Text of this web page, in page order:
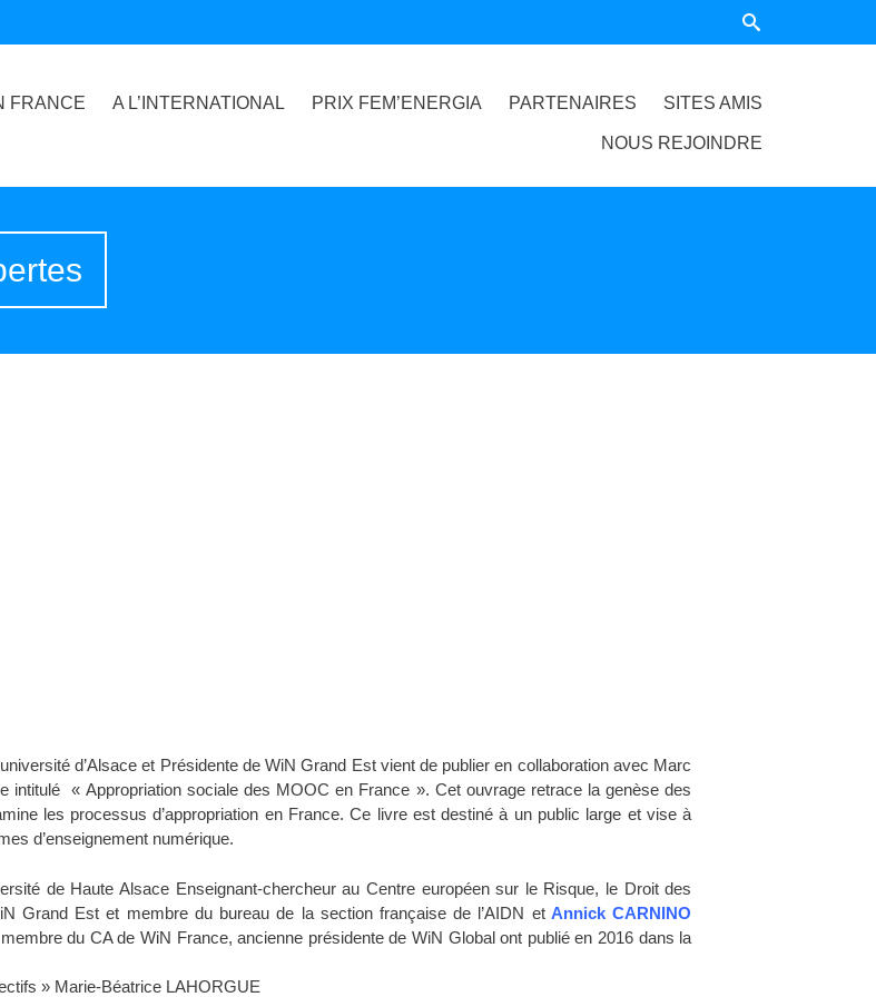
FRANCE A L’INTERNATIONAL PRIX FEM’ENERGIA PARTENAIRES SITES AMIS
NOUS REJOINDRE
d’Alsace et Présidente de WiN Grand Est vient de publier en collaboration avec Marc
« Appropriation sociale des MOOC en France ». Cet ouvrage retrace la genèse des
les processus d’appropriation en France. Ce livre est destiné à un public large et vise à
d’enseignement numérique.
de Haute Alsace Enseignant-chercheur au Centre européen sur le Risque, le Droit des
Grand Est et membre du bureau de la section française de l’AIDN etAnnick CARNINO
du CA de WiN France, ancienne présidente de WiN Global ont publié en 2016 dans la
» Marie-Béatrice LAHORGUE